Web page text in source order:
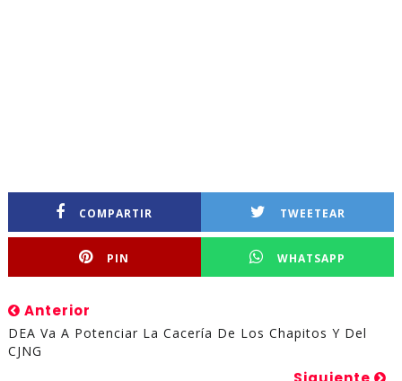
COMPARTIR TWEETEAR
PIN WHATSAPP
Anterior
DEA Va A Potenciar La Cacería De Los Chapitos Y Del
CJNG